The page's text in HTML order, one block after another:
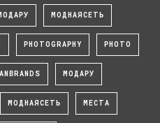
МОДНАЯСЕТЬ
PHOTOGRAPHY PHOTO
МОДАРУ
МОДНАЯСЕТЬ МЕСТА